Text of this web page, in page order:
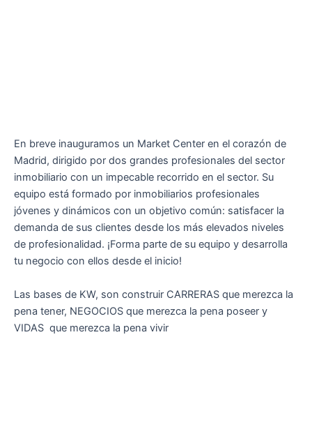
En breve inauguramos un Market Center en el corazón de
Madrid, dirigido por dos grandes profesionales del sector
inmobiliario con un impecable recorrido en el sector. Su
equipo está formado por inmobiliarios profesionales
jóvenes y dinámicos con un objetivo común: satisfacer la
demanda de sus clientes desde los más elevados niveles
de profesionalidad. ¡Forma parte de su equipo y desarrolla
tu negocio con ellos desde el inicio!
Las bases de KW, son construir CARRERAS que merezca la
pena tener, NEGOCIOS que merezca la pena poseer y
VIDAS que merezca la pena vivir